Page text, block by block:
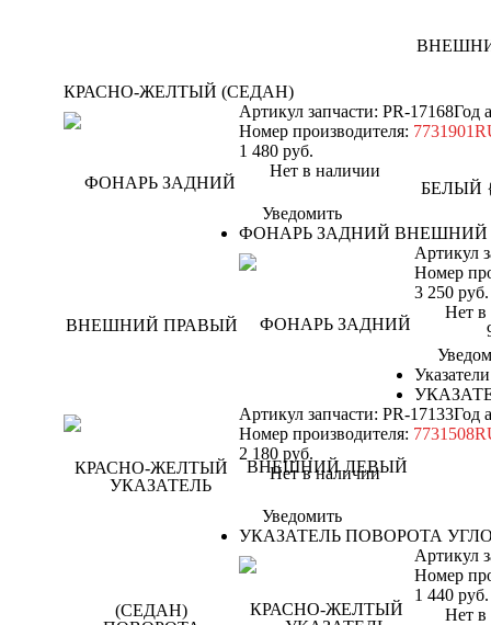
КРАСНО-ЖЕЛТЫЙ (СЕДАН)
Артикул запчасти: PR-17168Год
Номер производителя:
1 480 руб.
Нет в наличии
Уведомить
ФОНАРЬ ЗАДНИЙ
Артикул
Номер
3 250 руб.
Нет в
Артикул запчасти: PR-17133Год
Номер производителя:
2 180 руб.
Нет в наличии
Уведомить
УКАЗАТЕЛЬ ПОВОРОТА
Артикул
Номер
1 440 руб.
Нет в